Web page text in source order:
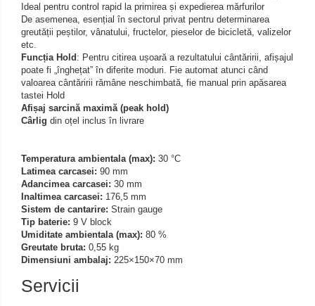
Iluminare microscop
Kit camp intunecat
Lichid calibrare
Masa microscop
Obiective microscoape
Oculare microscop
Standuri Stereomicroscoape
Unitate fluorescenta
Unitate polarizare
Standard calibrare
Scala aditionala refractometru
Ideal pentru control rapid la primirea și expedierea mărfurilor
De asemenea, esențial în sectorul privat pentru determinarea
greutății peștilor, vânatului, fructelor, pieselor de bicicletă, valizelor
etc.
Funcția Hold: Pentru citirea ușoară a rezultatului cântăririi, afișajul
poate fi „înghețat” în diferite moduri. Fie automat atunci când
valoarea cântăririi rămâne neschimbată, fie manual prin apăsarea
tastei Hold
Afișaj sarcină maximă (peak hold)
Cârlig din oțel inclus în livrare
Temperatura ambientala (max): 30 °C
Latimea carcasei: 90 mm
Adancimea carcasei: 30 mm
Inaltimea carcasei: 176,5 mm
Sistem de cantarire: Strain gauge
Tip baterie: 9 V block
Umiditate ambientala (max): 80 %
Greutate bruta: 0,55 kg
Dimensiuni ambalaj: 225×150×70 mm
Servicii